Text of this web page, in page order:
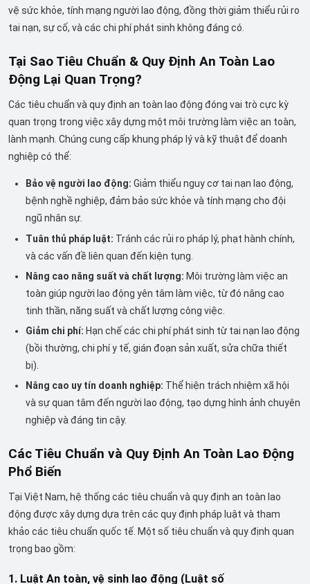
vệ sức khỏe, tính mạng người lao động, đồng thời giảm thiểu rủi ro
tai nạn, sự cố, và các chi phí phát sinh không đáng có.
Tại Sao Tiêu Chuẩn & Quy Định An Toàn Lao
Động Lại Quan Trọng?
Các tiêu chuẩn và quy định an toàn lao động đóng vai trò cực kỳ
quan trọng trong việc xây dựng một môi trường làm việc an toàn,
lành mạnh. Chúng cung cấp khung pháp lý và kỹ thuật để doanh
nghiệp có thể:
Bảo vệ người lao động: Giảm thiểu nguy cơ tai nạn lao động,
bệnh nghề nghiệp, đảm bảo sức khỏe và tính mạng cho đội
ngũ nhân sự.
Tuân thủ pháp luật: Tránh các rủi ro pháp lý, phạt hành chính,
và các vấn đề liên quan đến kiện tụng.
Nâng cao năng suất và chất lượng: Môi trường làm việc an
toàn giúp người lao động yên tâm làm việc, từ đó nâng cao
tinh thần, năng suất và chất lượng công việc.
Giảm chi phí: Hạn chế các chi phí phát sinh từ tai nạn lao động
(bồi thường, chi phí y tế, gián đoạn sản xuất, sửa chữa thiết
bị).
Nâng cao uy tín doanh nghiệp: Thể hiện trách nhiệm xã hội
và sự quan tâm đến người lao động, tạo dựng hình ảnh chuyên
nghiệp và đáng tin cậy.
Các Tiêu Chuẩn và Quy Định An Toàn Lao Động
Phổ Biến
Tại Việt Nam, hệ thống các tiêu chuẩn và quy định an toàn lao
động được xây dựng dựa trên các quy định pháp luật và tham
khảo các tiêu chuẩn quốc tế. Một số tiêu chuẩn và quy định quan
trọng bao gồm:
1. Luật An toàn, vệ sinh lao động (Luật số